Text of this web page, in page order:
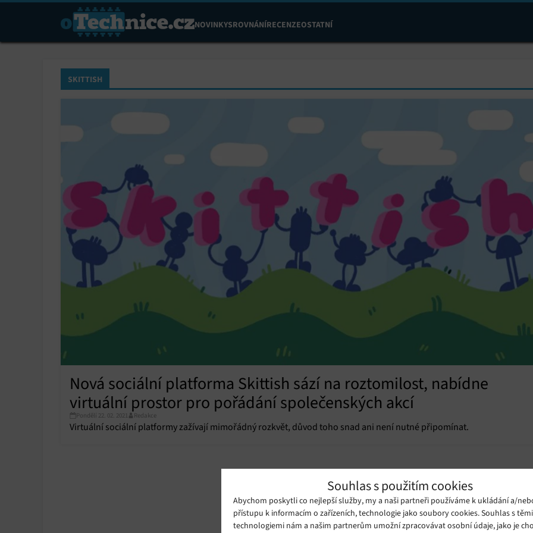
Souhlas s použitím cookies
Abychom poskytli co nejlepší služby, my a naši partneři používáme k ukládání a/
přístupu k informacím o zařízeních, technologie jako soubory cookies. Souhlas s
technologiemi nám a našim partnerům umožní zpracovávat osobní údaje, jako je
NOVINKYSROVNÁNÍRECENZEOSTATNÍ
SKITTISH
Nová sociální platforma Skittish sází na roztomilost, nabídne
virtuální prostor pro pořádání společenských akcí
Pondělí 22. 02. 2021 Redakce
Virtuální sociální platformy zažívají mimořádný rozkvět, důvod toho snad ani není nutné připomínat.